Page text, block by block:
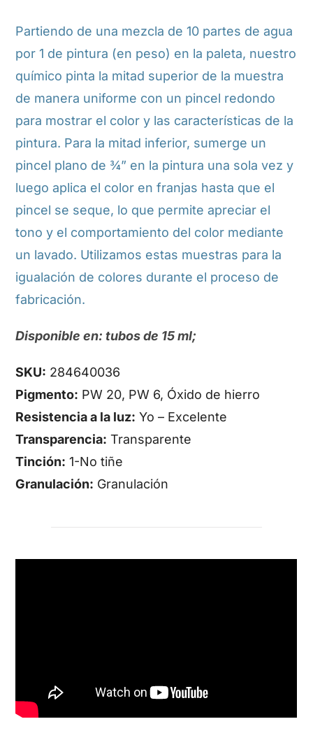
Partiendo de una mezcla de 10 partes de agua
por 1 de pintura (en peso) en la paleta, nuestro
químico pinta la mitad superior de la muestra
de manera uniforme con un pincel redondo
para mostrar el color y las características de la
pintura. Para la mitad inferior, sumerge un
pincel plano de ¾” en la pintura una sola vez y
luego aplica el color en franjas hasta que el
pincel se seque, lo que permite apreciar el
tono y el comportamiento del color mediante
un lavado. Utilizamos estas muestras para la
igualación de colores durante el proceso de
fabricación.
Disponible en: tubos de 15 ml;
SKU: 284640036
Pigmento: PW 20, PW 6, Óxido de hierro
Resistencia a la luz: Yo – Excelente
Transparencia: Transparente
Tinción: 1-No tiñe
Granulación: Granulación